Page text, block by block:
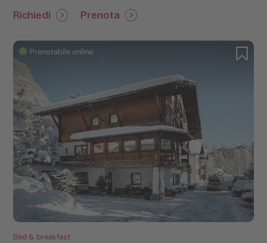
Richiedi Prenota
Prenotabile online
Bed & breakfast